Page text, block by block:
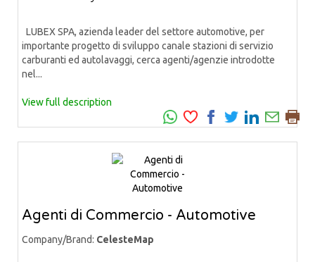
LUBEX SPA, azienda leader del settore automotive, per
importante progetto di sviluppo canale stazioni di servizio
carburanti ed autolavaggi, cerca agenti/agenzie introdotte
nel...
View full description
Agenti di Commercio - Automotive
Company/Brand: CelesteMap